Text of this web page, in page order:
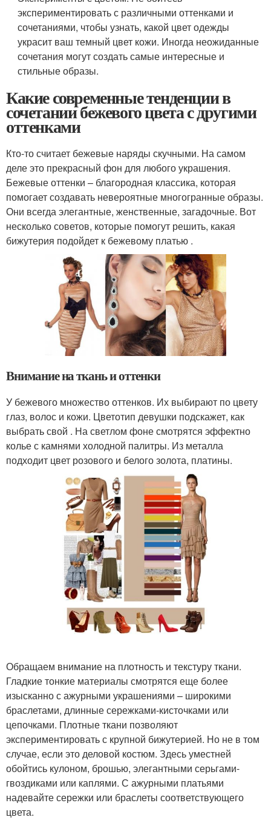
экспериментировать с различными оттенками и
сочетаниями, чтобы узнать, какой цвет одежды
украсит ваш темный цвет кожи. Иногда неожиданные
сочетания могут создать самые интересные и
стильные образы.
Какие современные тенденции в
сочетании бежевого цвета с другими
оттенками
Кто-то считает бежевые наряды скучными. На самом
деле это прекрасный фон для любого украшения.
Бежевые оттенки – благородная классика, которая
помогает создавать невероятные многогранные образы.
Они всегда элегантные, женственные, загадочные. Вот
несколько советов, которые помогут решить, какая
бижутерия подойдет к бежевому платью .
Внимание на ткань и оттенки
У бежевого множество оттенков. Их выбирают по цвету
глаз, волос и кожи. Цветотип девушки подскажет, как
выбрать свой . На светлом фоне смотрятся эффектно
колье с камнями холодной палитры. Из металла
подходит цвет розового и белого золота, платины.
Обращаем внимание на плотность и текстуру ткани.
Гладкие тонкие материалы смотрятся еще более
изысканно с ажурными украшениями – широкими
браслетами, длинные сережками-кисточками или
цепочками. Плотные ткани позволяют
экспериментировать с крупной бижутерией. Но не в том
случае, если это деловой костюм. Здесь уместней
обойтись кулоном, брошью, элегантными серьгами-
гвоздиками или каплями. С ажурными платьями
надевайте сережки или браслеты соответствующего
цвета.